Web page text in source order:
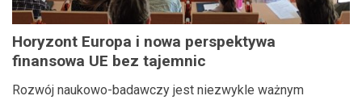
Horyzont Europa i nowa perspektywa
finansowa UE bez tajemnic
Rozwój naukowo-badawczy jest niezwykle ważnym